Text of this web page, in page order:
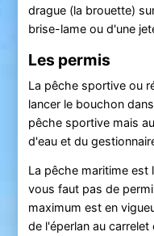
drague (la brouette)
brise-lame ou d'une
Les permis
La pêche sportive ou
lancer le bouchon
pêche sportive mais
d'eau et du
La pêche maritime est
vous faut pas de
maximum est en
de l'éperlan au